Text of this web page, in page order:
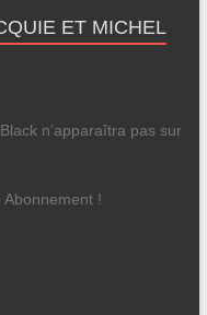
ET MICHEL
n’apparaîtra pas sur
Abonnement !